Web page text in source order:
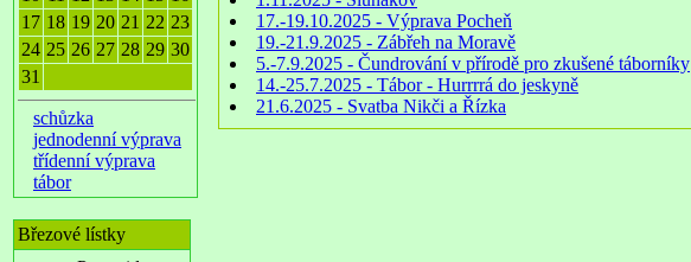
17 18 19 20 21 22 23
24 25 26 27 28 29 30
31
schůzka
jednodenní výprava
třídenní výprava
tábor
Březové lístky
17.-19.10.2025 - Výprava Pocheň
19.-21.9.2025 - Zábřeh na Moravě
5.-7.9.2025 - Čundrování v přírodě pro zkušené táborníky
14.-25.7.2025 - Tábor - Hurrrrá do jeskyně
21.6.2025 - Svatba Nikči a Řízka